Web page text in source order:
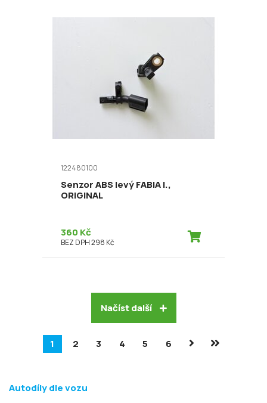
122480100
Senzor ABS levý FABIA I.,
ORIGINAL
360 Kč
BEZ DPH 298 Kč
Načíst další
1 2 3 4 5 6
Autodíly dle vozu